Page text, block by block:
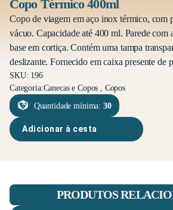
Copo Térmico 400ml
Copo de viagem em aço inox térmico, com
vácuo. Capacidade até 400 ml. Parede com
base em cortiça. Contém uma tampa
deslizante. Fornecido em caixa presente de
SKU: 196
Categoria:Canecas e Copos , Copos
Quantidade mínima: 30
Adicionar à cesta
PRODUTOS